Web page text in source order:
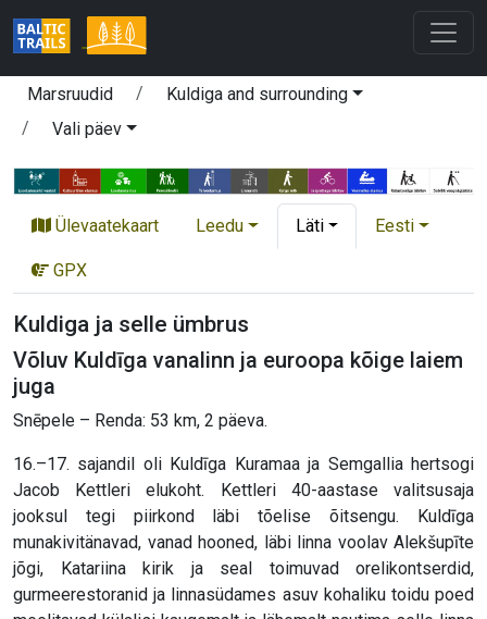
Marsruudid
Kuldiga and surrounding
Vali päev
Ülevaatekaart Leedu Läti Eesti
GPX
Kuldiga ja selle ümbrus
Võluv Kuldīga vanalinn ja euroopa kõige laiem
juga
Snēpele – Renda: 53 km, 2 päeva.
16.–17. sajandil oli Kuldīga Kuramaa ja Semgallia hertsogi
Jacob Kettleri elukoht. Kettleri 40-aastase valitsusaja
jooksul tegi piirkond läbi tõelise õitsengu. Kuldīga
munakivitänavad, vanad hooned, läbi linna voolav Alekšupīte
jõgi, Katariina kirik ja seal toimuvad orelikontserdid,
gurmeerestoranid ja linnasüdames asuv kohaliku toidu poed